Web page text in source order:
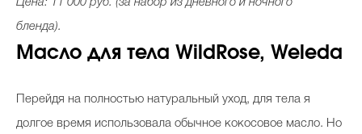
бленда).
Масло для тела WildRose, Weleda
Перейдя на полностью натуральный уход, для тела я
долгое время использовала обычное кокосовое масло. Но